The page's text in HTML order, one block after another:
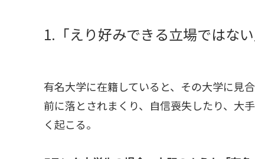
1.「えり好みできる立場ではな
有名大学に在籍していると、その大学に見
前に落とされまくり、自信喪失したり、大
く起こる。